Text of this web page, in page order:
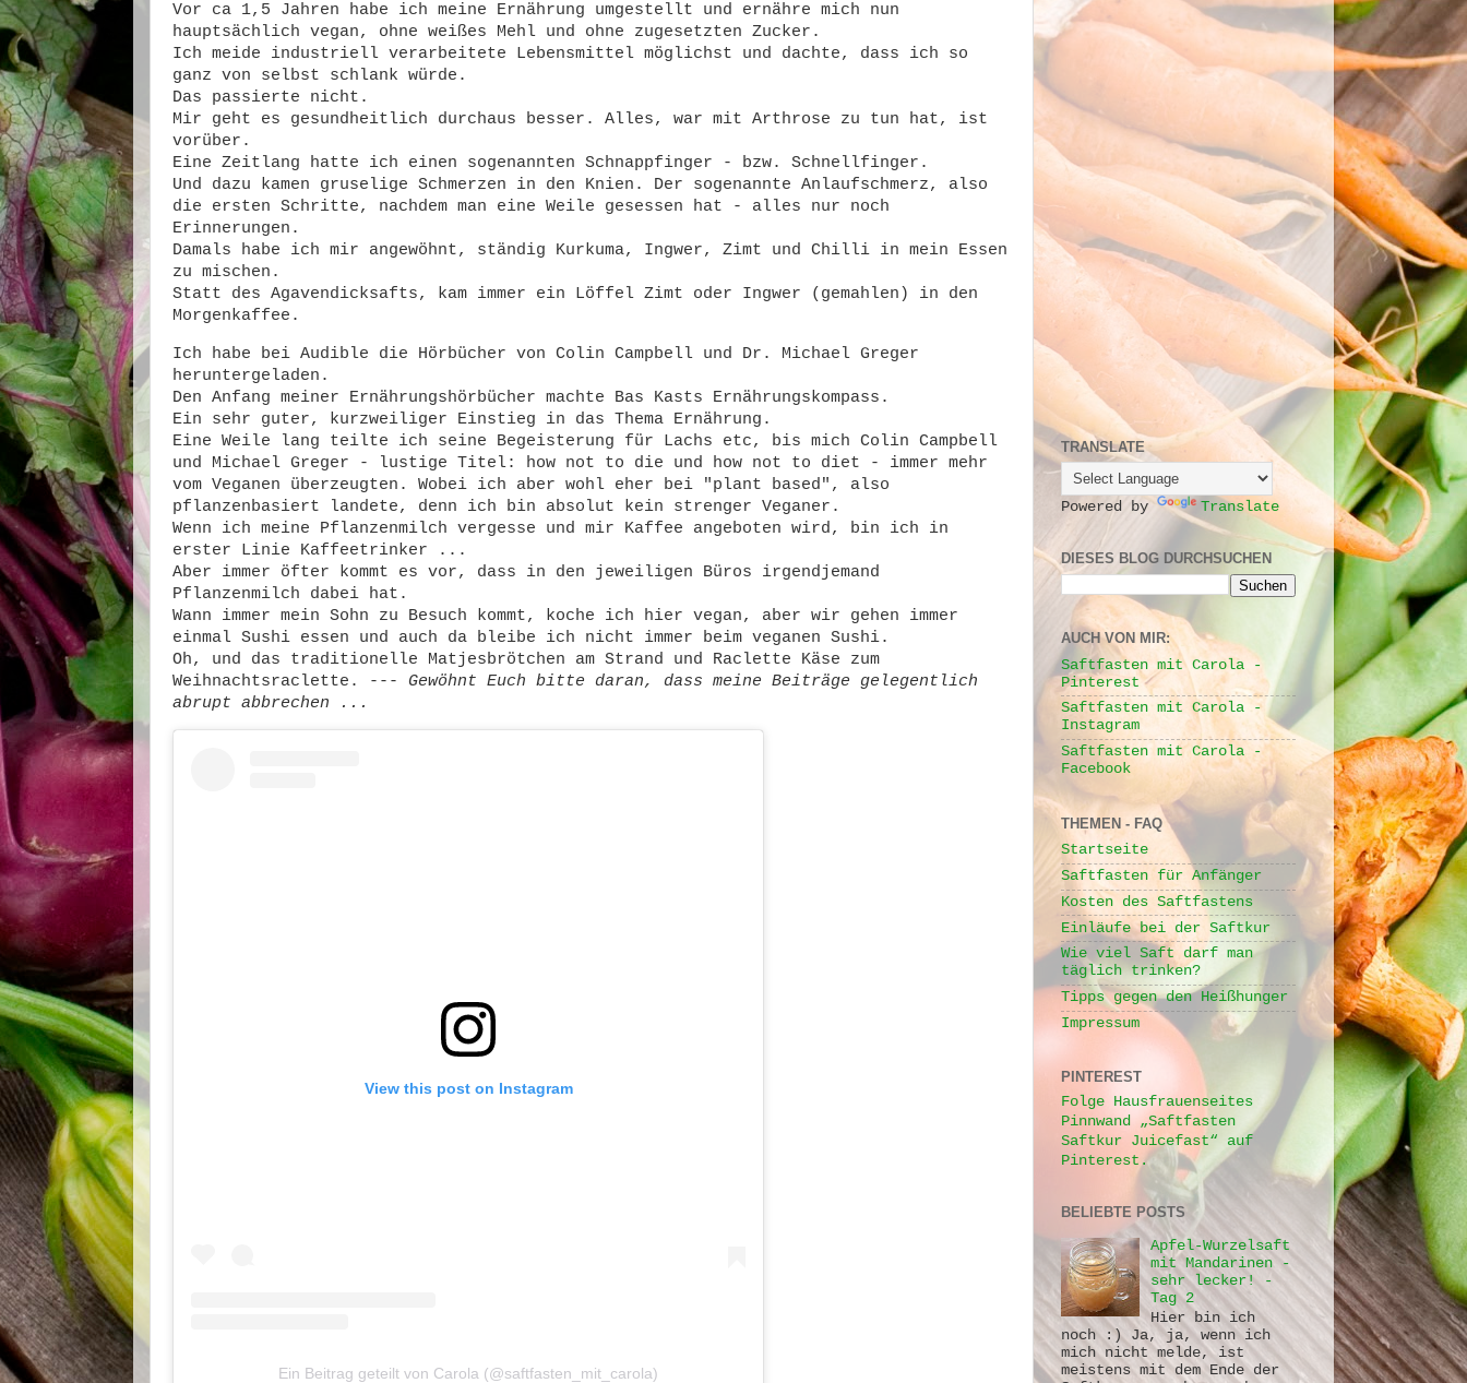
Vor ca 1,5 Jahren habe ich meine Ernährung umgestellt und ernähre mich nun
hauptsächlich vegan, ohne weißes Mehl und ohne zugesetzten Zucker.
Ich meide industriell verarbeitete Lebensmittel möglichst und dachte, dass ich so
ganz von selbst schlank würde.
Das passierte nicht.
Mir geht es gesundheitlich durchaus besser. Alles, war mit Arthrose zu tun hat, ist
vorüber.
Eine Zeitlang hatte ich einen sogenannten Schnappfinger - bzw. Schnellfinger.
Und dazu kamen gruselige Schmerzen in den Knien. Der sogenannte Anlaufschmerz, also
die ersten Schritte, nachdem man eine Weile gesessen hat - alles nur noch
Erinnerungen.
Damals habe ich mir angewöhnt, ständig Kurkuma, Ingwer, Zimt und Chilli in mein Essen
zu mischen.
Statt des Agavendicksafts, kam immer ein Löffel Zimt oder Ingwer (gemahlen) in den
Morgenkaffee.
Ich habe bei Audible die Hörbücher von Colin Campbell und Dr. Michael Greger
heruntergeladen.
Den Anfang meiner Ernährungshörbücher machte Bas Kasts Ernährungskompass.
Ein sehr guter, kurzweiliger Einstieg in das Thema Ernährung.
Eine Weile lang teilte ich seine Begeisterung für Lachs etc, bis mich Colin Campbell
und Michael Greger - lustige Titel: how not to die und how not to diet - immer mehr
vom Veganen überzeugten. Wobei ich aber wohl eher bei "plant based", also
pflanzenbasiert landete, denn ich bin absolut kein strenger Veganer.
Wenn ich meine Pflanzenmilch vergesse und mir Kaffee angeboten wird, bin ich in
erster Linie Kaffeetrinker ...
Aber immer öfter kommt es vor, dass in den jeweiligen Büros irgendjemand
Pflanzenmilch dabei hat.
Wann immer mein Sohn zu Besuch kommt, koche ich hier vegan, aber wir gehen immer
einmal Sushi essen und auch da bleibe ich nicht immer beim veganen Sushi.
Oh, und das traditionelle Matjesbrötchen am Strand und Raclette Käse zum
Weihnachtsraclette. --- Gewöhnt Euch bitte daran, dass meine Beiträge gelegentlich
abrupt abbrechen ...
View this post on Instagram
Ein Beitrag geteilt von Carola (@saftfasten_mit_carola)
TRANSLATE
Powered by Translate
DIESES BLOG DURCHSUCHEN
AUCH VON MIR:
Saftfasten mit Carola -
Pinterest
Saftfasten mit Carola -
Instagram
Saftfasten mit Carola -
Facebook
THEMEN - FAQ
Startseite
Saftfasten für Anfänger
Kosten des Saftfastens
Einläufe bei der Saftkur
Wie viel Saft darf man
täglich trinken?
Tipps gegen den Heißhunger
Impressum
PINTEREST
Folge Hausfrauenseites
Pinnwand „Saftfasten
Saftkur Juicefast“ auf
Pinterest.
BELIEBTE POSTS
Apfel-Wurzelsaft
mit Mandarinen -
sehr lecker! -
Tag 2
Hier bin ich
noch :) Ja, ja, wenn ich
mich nicht melde, ist
meistens mit dem Ende der